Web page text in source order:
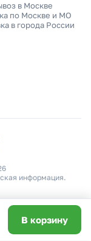
В корзину
в Москве
по Москве и МО
в города России
информация.